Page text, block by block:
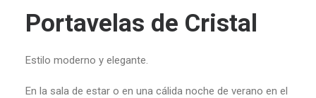
Portavelas de Cristal
Estilo moderno y elegante.
En la sala de estar o en una cálida noche de verano en el